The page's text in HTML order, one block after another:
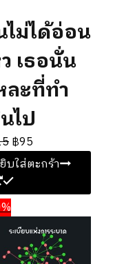
ม่ได้อ่อน
เธอนั่น
ละที่ทำ
ไป
฿95
บใส่ตะกร้า